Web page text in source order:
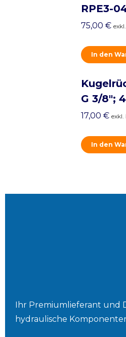
RPE3-
75,00 €
In den
G 3/8";
17,00 € exkl.
In den
Ihr Premiumlieferant und
hydraulische